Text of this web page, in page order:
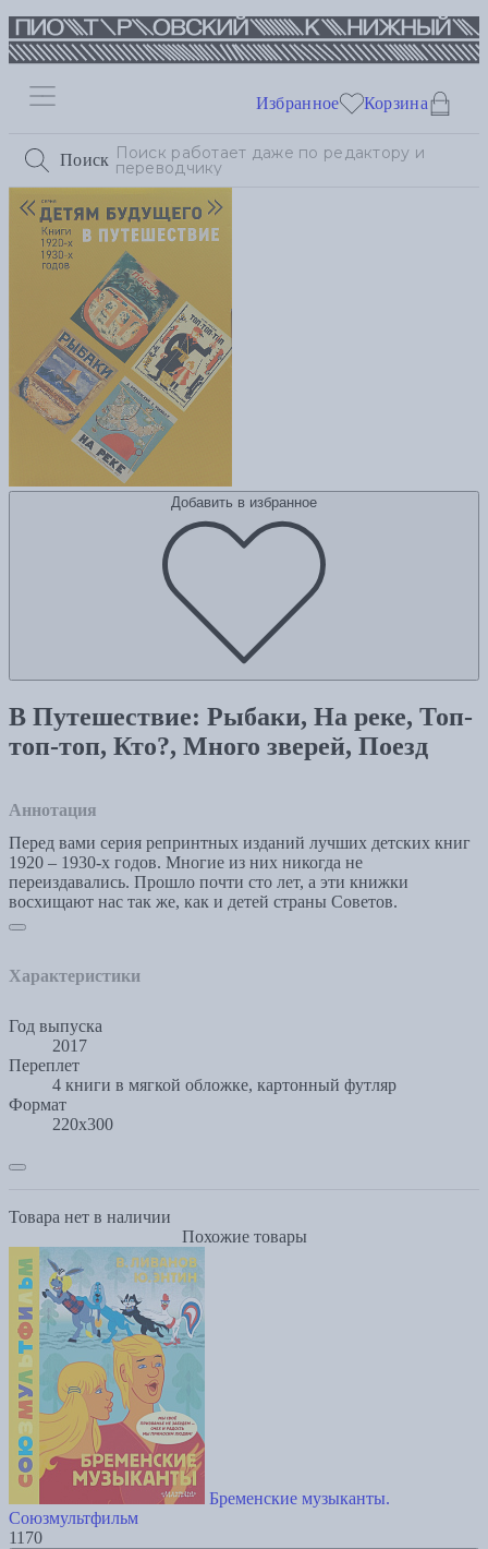
Поиск
Избранное Корзина
Добавить в избранное
В Путешествие: Рыбаки, На реке, Топ-
топ-топ, Кто?, Много зверей, Поезд
Аннотация
Перед вами серия репринтных изданий лучших детских книг
1920 – 1930-х годов. Многие из них никогда не
переиздавались. Прошло почти сто лет, а эти книжки
восхищают нас так же, как и детей страны Советов.
Характеристики
Год выпуска
2017
Переплет
4 книги в мягкой обложке, картонный футляр
Формат
220x300
Товара нет в наличии
Похожие товары
Бременские музыканты.
Союзмультфильм
1170